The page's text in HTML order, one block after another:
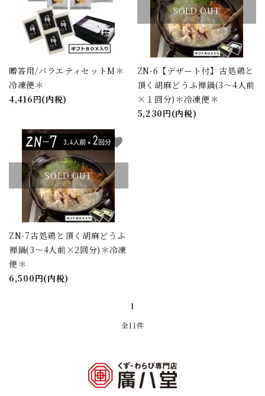
贈答用/バラエティセットM＊
冷凍便＊
4,416円(内税)
SOLD OUT
ZN-6【デザート付】古処鶏と
頂く胡麻どうふ禅鍋(3～4人前
×１回分)＊冷凍便＊
5,230円(内税)
SOLD OUT
ZN-7古処鶏と頂く胡麻どうふ
禅鍋(3～4人前×2回分)＊冷凍
便＊
6,500円(内税)
favorite
1
全11件